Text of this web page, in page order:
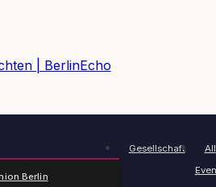
Berlin
Gesellschaft